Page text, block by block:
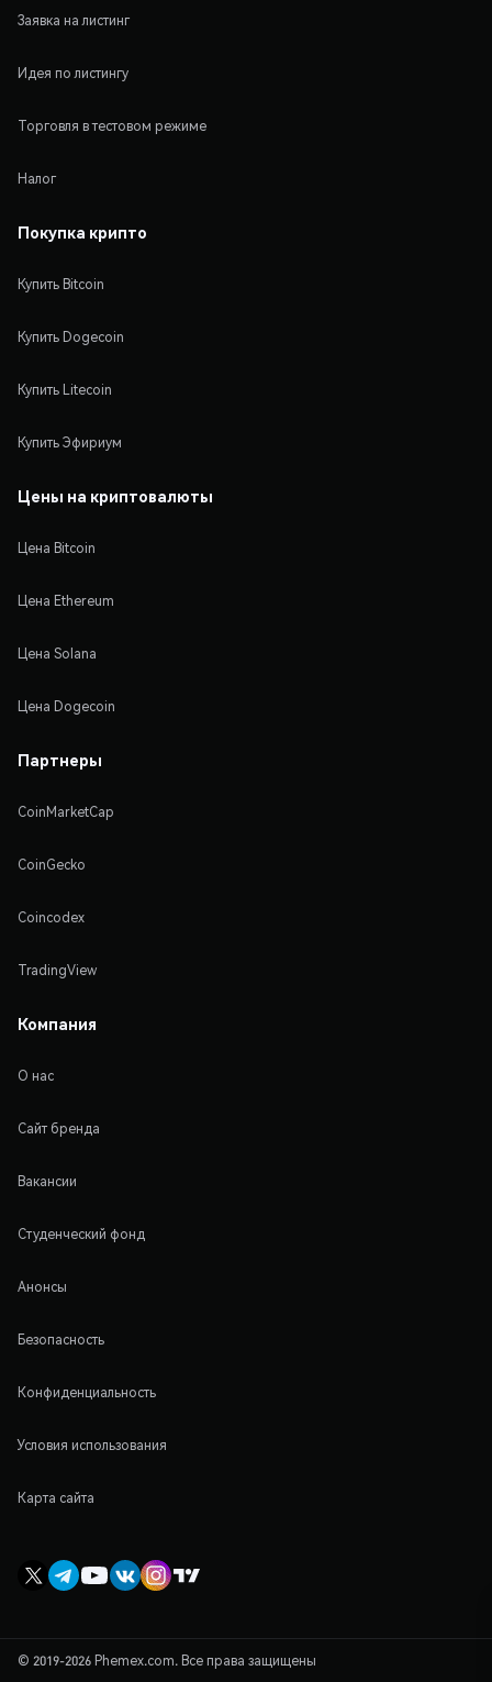
Заявка на листинг
Идея по листингу
Торговля в тестовом режиме
Налог
Покупка крипто
Купить Bitcoin
Купить Dogecoin
Купить Litecoin
Купить Эфириум
Цены на криптовалюты
Цена Bitcoin
Цена Ethereum
Цена Solana
Цена Dogecoin
Партнеры
CoinMarketCap
CoinGecko
Coincodex
TradingView
Компания
О нас
Сайт бренда
Вакансии
Студенческий фонд
Анонсы
Безопасность
Конфиденциальность
Условия использования
Карта сайта
© 2019-2026 Phemex.com. Все права защищены